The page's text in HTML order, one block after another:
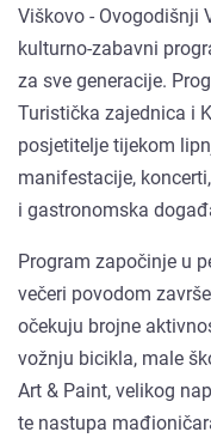
Viškovo - Ovogodišnji
kulturno-zabavni
za sve generacije.
Turistička zajednica i
posjetitelje tijekom
manifestacije,
i gastronomska
Program započinje u
večeri povodom
očekuju brojne
vožnju bicikla, male
Art & Paint, velikog
te nastupa